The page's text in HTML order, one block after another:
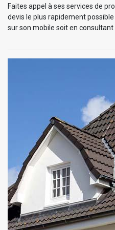
Faites appel à ses services de
devis le plus rapidement
sur son mobile soit en consultant